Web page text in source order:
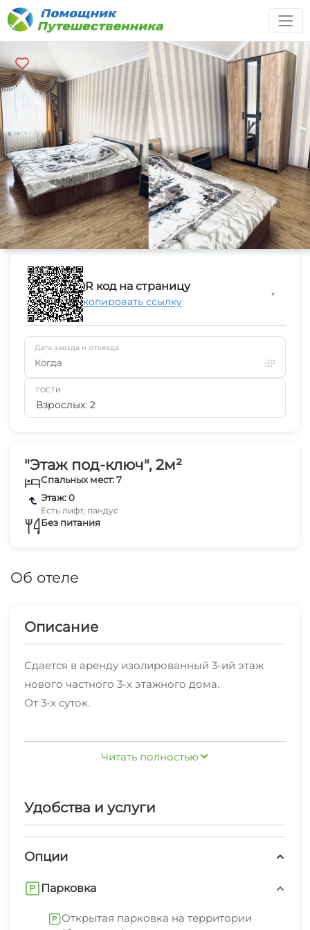
"Этаж под-ключ", 2м²
Спальных мест: 7
Этаж: 0
Есть лифт, пандус
Без питания
Об отеле
Описание
Сдается в аренду изолированный 3-ий этаж
нового частного 3-х этажного дома.
От 3-х суток.
Местоположение:
- 3 км от источников и курортного парка
детской площадкой, магнит, пятерочка, аптеки.
К вашим услугам:
- чистый уютный этаж, 95 м2
Читать полностью
Удобства и услуги
Опции
Парковка
Открытая парковка на территории
QR код на страницу
Скопировать ссылку
▼
Дата заезда и отъезда
Когда
ГОСТИ
Взрослых: 2